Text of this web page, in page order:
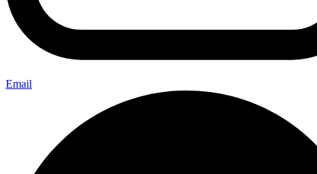
Email